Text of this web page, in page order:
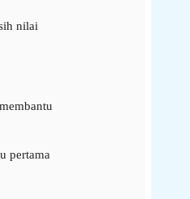
nilai
pertama